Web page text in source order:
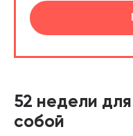
52 недели
собой